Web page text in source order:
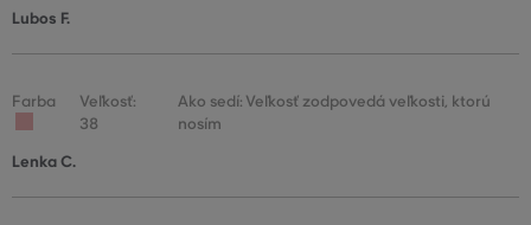
Lubos F.
Farba
Veľkosť:
38
Ako sedí: Veľkosť zodpovedá veľkosti, ktorú
nosím
Lenka C.